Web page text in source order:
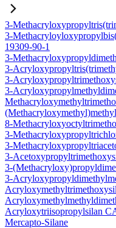
3-
3-
19309-90-1
3-
3-
3-
3-
8-
3-
3-
3-
3-
3-
Acryloxytriisopropylsilan
Mercapto-Silane